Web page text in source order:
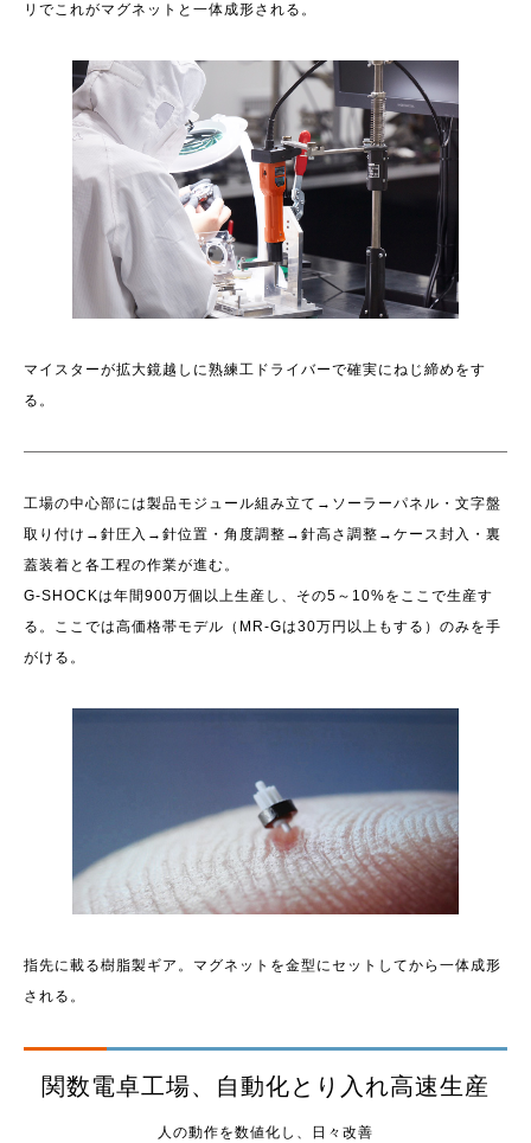
リでこれがマグネットと一体成形される。
マイスターが拡大鏡越しに熟練工ドライバーで確実にねじ締めをす
る。
工場の中心部には製品モジュール組み立て→ソーラーパネル・文字盤
取り付け→針圧入→針位置・角度調整→針高さ調整→ケース封入・裏
蓋装着と各工程の作業が進む。
G-SHOCKは年間900万個以上生産し、その5～10%をここで生産す
る。ここでは高価格帯モデル（MR-Gは30万円以上もする）のみを手
がける。
指先に載る樹脂製ギア。マグネットを金型にセットしてから一体成形
される。
関数電卓工場、自動化とり入れ高速生産
人の動作を数値化し、日々改善